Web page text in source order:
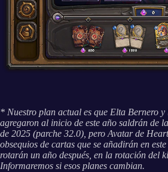
* Nuestro plan actual es que Elta Bernero y
agregaron al inicio de este año saldrán de
de 2025 (parche 32.0), pero Avatar de
obsequios de cartas que se añadirán en
rotarán un año después, en la rotación del
Informaremos si esos planes cambian.